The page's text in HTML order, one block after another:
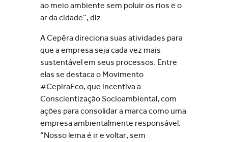
ao meio ambiente sem poluir os rios e o
ar da cidade”, diz.
A Cepêra direciona suas atividades para
que a empresa seja cada vez mais
sustentável em seus processos. Entre
elas se destaca o Movimento
#CepiraEco, que incentiva a
Conscientização Socioambiental, com
ações para consolidar a marca como uma
empresa ambientalmente responsável.
“Nosso lema é ir e voltar, sem